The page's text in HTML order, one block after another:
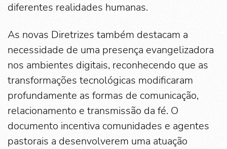
diferentes realidades humanas.
As novas Diretrizes também destacam a
necessidade de uma presença evangelizadora
nos ambientes digitais, reconhecendo que as
transformações tecnológicas modificaram
profundamente as formas de comunicação,
relacionamento e transmissão da fé. O
documento incentiva comunidades e agentes
pastorais a desenvolverem uma atuação